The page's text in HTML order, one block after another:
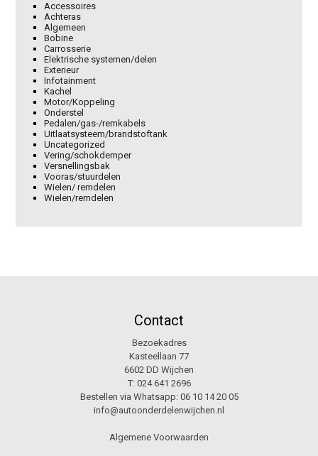
Accessoires
Achteras
Algemeen
Bobine
Carrosserie
Elektrische systemen/delen
Exterieur
Infotainment
Kachel
Motor/Koppeling
Onderstel
Pedalen/gas-/remkabels
Uitlaatsysteem/brandstoftank
Uncategorized
Vering/schokdemper
Versnellingsbak
Vooras/stuurdelen
Wielen/ remdelen
Wielen/remdelen
Contact
Bezoekadres
Kasteellaan 77
6602 DD Wijchen
T: 024 641 2696
Bestellen via Whatsapp: 06 10 14 20 05
info@autoonderdelenwijchen.nl
Algemene Voorwaarden